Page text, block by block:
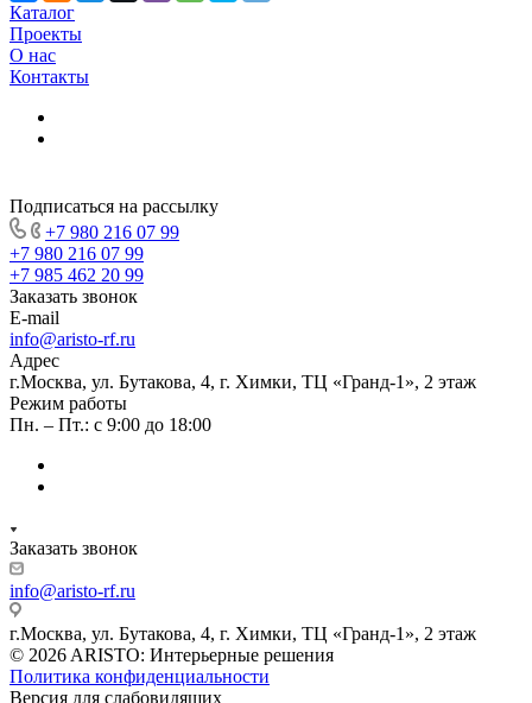
Каталог
Проекты
О нас
Контакты
Подписаться на рассылку
+7 980 216 07 99
+7 980 216 07 99
+7 985 462 20 99
Заказать звонок
E-mail
info@aristo-rf.ru
Адрес
г.Москва, ул. Бутакова, 4, г. Химки, ТЦ «Гранд-1», 2 этаж
Режим работы
Пн. – Пт.: с 9:00 до 18:00
Заказать звонок
info@aristo-rf.ru
г.Москва, ул. Бутакова, 4, г. Химки, ТЦ «Гранд-1», 2 этаж
© 2026 ARISTO: Интерьерные решения
Политика конфиденциальности
Версия для слабовидящих